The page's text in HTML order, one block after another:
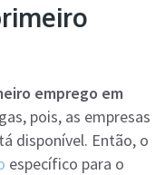
emprego em
pois, as empresas
disponível. Então, o
específico para o